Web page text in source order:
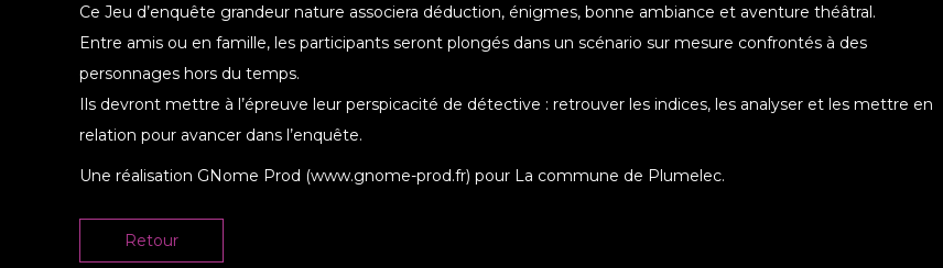
Ce Jeu d’enquête grandeur nature associera déduction, énigmes, bonne ambiance et aventure théâtral.
Entre amis ou en famille, les participants seront plongés dans un scénario sur mesure confrontés à des
personnages hors du temps.
Ils devront mettre à l’épreuve leur perspicacité de détective : retrouver les indices, les analyser et les mettre en
relation pour avancer dans l’enquête.
Une réalisation GNome Prod (www.gnome-prod.fr) pour La commune de Plumelec.
Retour